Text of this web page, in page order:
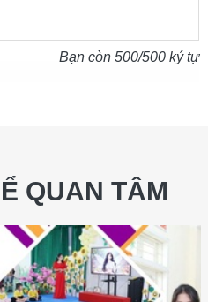
Bạn còn 500/500 ký tự
QUAN TÂM